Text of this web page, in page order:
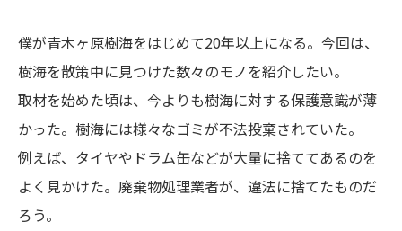
僕が青木ヶ原樹海をはじめて20年以上になる。今回は、
樹海を散策中に見つけた数々のモノを紹介したい。
取材を始めた頃は、今よりも樹海に対する保護意識が薄
かった。樹海には様々なゴミが不法投棄されていた。
例えば、タイヤやドラム缶などが大量に捨ててあるのを
よく見かけた。廃棄物処理業者が、違法に捨てたものだ
ろう。